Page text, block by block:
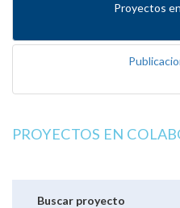
Proyectos
PROYECTOS EN
Buscar proyecto